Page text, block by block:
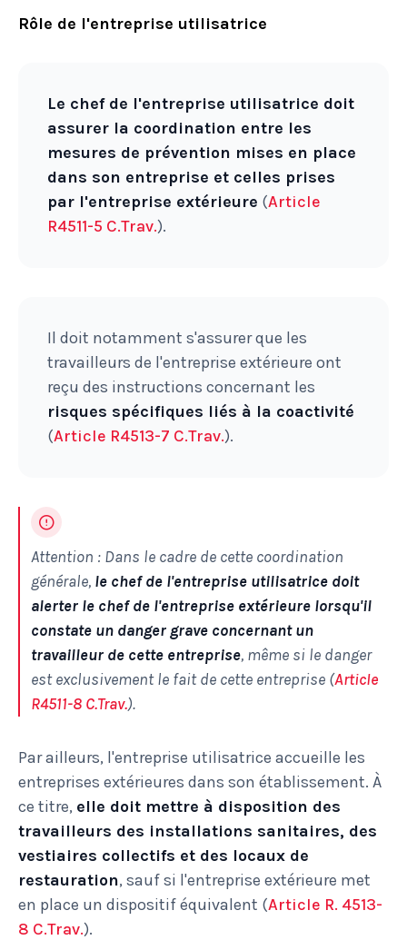
Rôle de l'entreprise utilisatrice
Le chef de l'entreprise utilisatrice doit
assurer la coordination entre les
mesures de prévention mises en place
dans son entreprise et celles prises
par l'entreprise extérieure (Article
R4511-5 C.Trav.).
Il doit notamment s'assurer que les
travailleurs de l'entreprise extérieure ont
reçu des instructions concernant les
risques spécifiques liés à la coactivité
(Article R4513-7 C.Trav.).
Attention : Dans le cadre de cette coordination
générale, le chef de l'entreprise utilisatrice doit
alerter le chef de l'entreprise extérieure lorsqu'il
constate un danger grave concernant un
travailleur de cette entreprise, même si le danger
est exclusivement le fait de cette entreprise (Article
R4511-8 C.Trav.).
Par ailleurs, l'entreprise utilisatrice accueille les
entreprises extérieures dans son établissement. À
ce titre, elle doit mettre à disposition des
travailleurs des installations sanitaires, des
vestiaires collectifs et des locaux de
restauration, sauf si l'entreprise extérieure met
en place un dispositif équivalent (Article R. 4513-
8 C.Trav.).